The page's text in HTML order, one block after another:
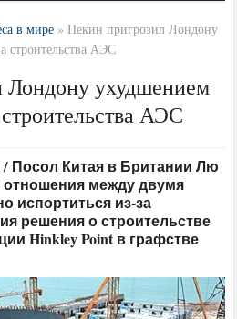
в мире »Пекин пригрозил Лондону
строительства АЭС
Лондону ухудшением
АЭС
/ Посол Китая в Британии Лю
между двумя
испортиться из-за
решения о строительстве
Hinkley Point в графстве